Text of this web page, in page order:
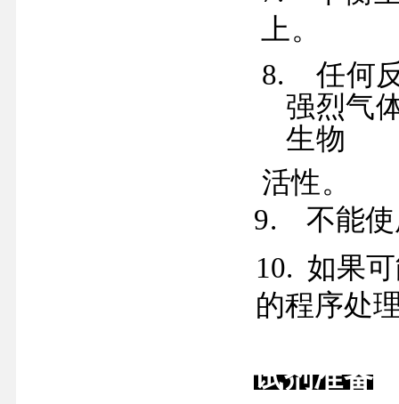
上。
8.任何
强烈气
生物
活性。
9. 不能
10. 如果
的程序处
试剂准备